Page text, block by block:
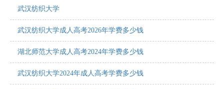
武汉纺织大学
武汉纺织大学成人高考2026年学费多少钱
湖北师范大学成人高考2024年学费多少钱
武汉纺织大学2024年成人高考学费多少钱